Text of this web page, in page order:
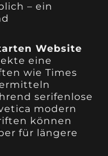
– ein
Website
eine
wie Times
serifenlose
modern
können
für längere